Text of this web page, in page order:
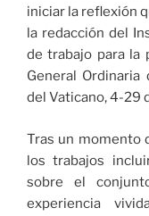
iniciar la reflexión
la redacción del
de trabajo para la
General Ordinaria
del Vaticano, 4-29
Tras un momento
los trabajos
sobre el
experiencia